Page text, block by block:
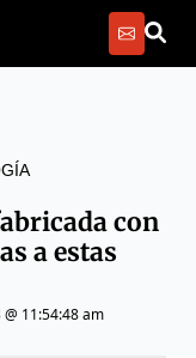
con
a estas
11:54:48 am